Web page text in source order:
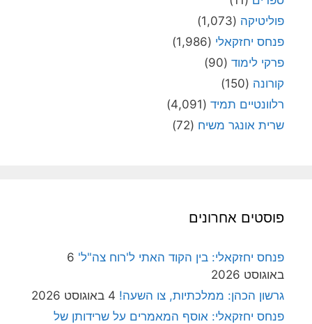
פוליטיקה (1,073)
פנחס יחזקאלי (1,986)
פרקי לימוד (90)
קורונה (150)
רלוונטיים תמיד (4,091)
שרית אונגר משיח (72)
פוסטים אחרונים
פנחס יחזקאלי: בין הקוד האתי ל'רוח צה"ל' 6
באוגוסט 2026
גרשון הכהן: ממלכתיות, צו השעה! 4 באוגוסט 2026
פנחס יחזקאלי: אוסף המאמרים על שרידותן של